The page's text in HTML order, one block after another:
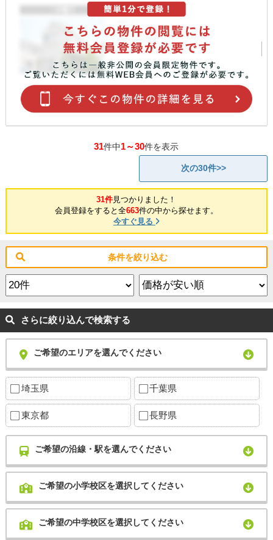
31件中1～30件を表示
次の30件>>
31件見つかりました！
会員登録をすると全663件の中から探せます。
今すぐ見る
条件を絞り込む
さらに絞り込んで検索する
ご希望のエリアを選んでください
埼玉県 千葉県
東京都 長野県
ご希望の沿線・駅を選んでください
ご希望の小学校区を選択してください
ご希望の中学校区を選択してください